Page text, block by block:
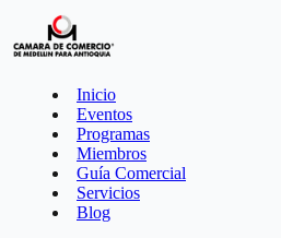
Inicio
Eventos
Programas
Miembros
Guía Comercial
Servicios
Blog